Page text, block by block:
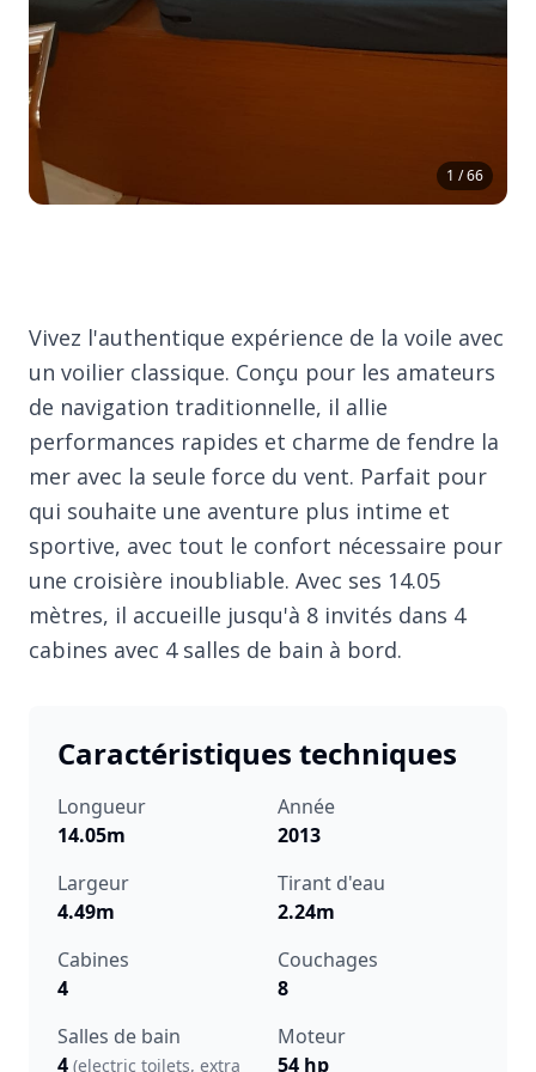
1 / 66
Vivez l'authentique expérience de la voile avec
un voilier classique. Conçu pour les amateurs
de navigation traditionnelle, il allie
performances rapides et charme de fendre la
mer avec la seule force du vent. Parfait pour
qui souhaite une aventure plus intime et
sportive, avec tout le confort nécessaire pour
une croisière inoubliable. Avec ses 14.05
mètres, il accueille jusqu'à 8 invités dans 4
cabines avec 4 salles de bain à bord.
Caractéristiques techniques
Longueur
14.05m
Année
2013
Largeur
4.49m
Tirant d'eau
2.24m
Cabines
4
Couchages
8
Salles de bain
4 (electric toilets, extra
Moteur
54 hp